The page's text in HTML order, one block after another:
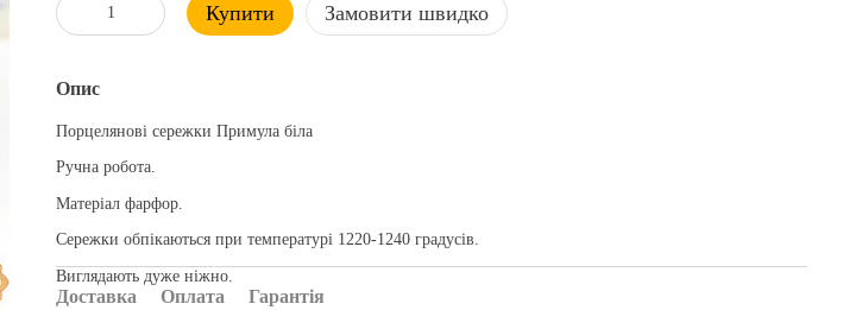
Купити Замовити швидко
Опис
Порцелянові сережки Примула біла
Ручна робота.
Матеріал фарфор.
Сережки обпікаються при температурі 1220-1240 градусів.
Виглядають дуже ніжно.
Доставка Оплата Гарантія